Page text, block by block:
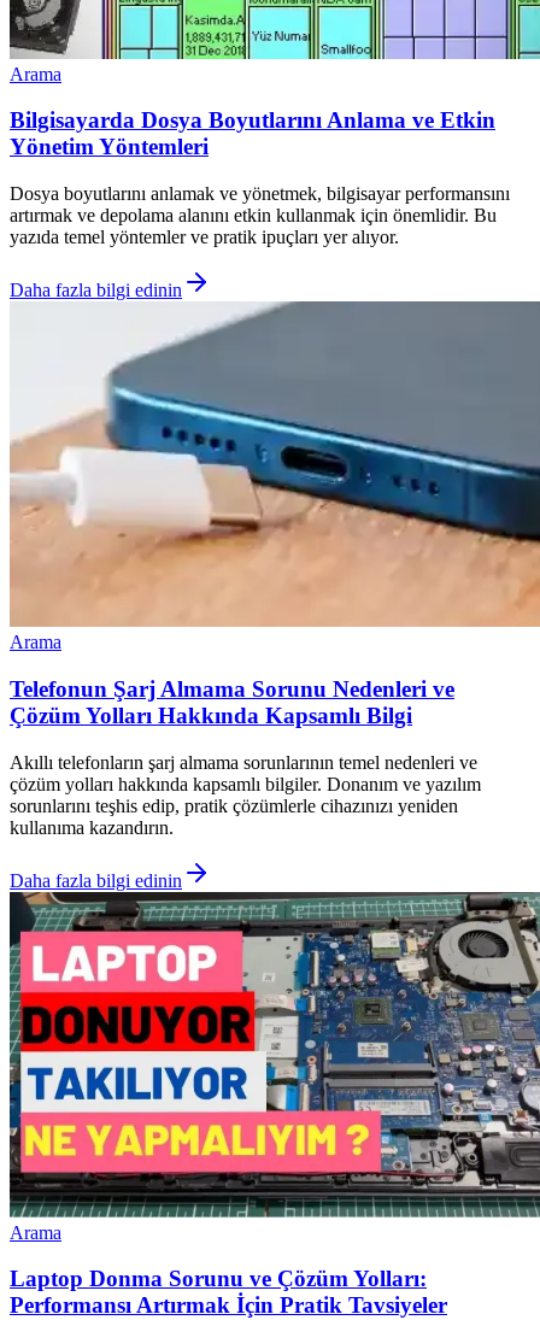
Arama
Bilgisayarda Dosya Boyutlarını Anlama ve Etkin
Yönetim Yöntemleri
Dosya boyutlarını anlamak ve yönetmek, bilgisayar performansını
artırmak ve depolama alanını etkin kullanmak için önemlidir. Bu
yazıda temel yöntemler ve pratik ipuçları yer alıyor.
Daha fazla bilgi edinin
Arama
Telefonun Şarj Almama Sorunu Nedenleri ve
Çözüm Yolları Hakkında Kapsamlı Bilgi
Akıllı telefonların şarj almama sorunlarının temel nedenleri ve
çözüm yolları hakkında kapsamlı bilgiler. Donanım ve yazılım
sorunlarını teşhis edip, pratik çözümlerle cihazınızı yeniden
kullanıma kazandırın.
Daha fazla bilgi edinin
Arama
Laptop Donma Sorunu ve Çözüm Yolları:
Performansı Artırmak İçin Pratik Tavsiyeler